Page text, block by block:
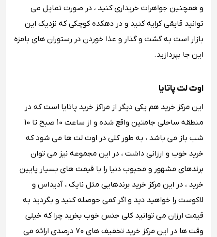
و همچنین جواهرات خریداری کنید ، در صورت تمایل می
توانید قایقی کرایه کنید و در دهکده کوچکی که نزدیک این
بازار است به گشت و گذار و عذا خوردن در رستوران های بامزه
این جا بپردازید.
اوت لت پاتایا
این مرکز خرید هم یکی دیگر از مراکز خرید پاتایا است که در
منطقه ساحلی جامتین واقع شده و از ساعت 10 صبح تا 10
شب باز می باشد ، به طور کلی در اوت لت ها می شود که
خرید خوب و ارزانی داشت ، در این مجموعه نیز می توان
برندهای مشهور و محبوب دنیا را با قیمت های بسیار پایین
خرید ، در این مرکز خرید برندهایی مثل نایک ، آدیداس و
لاکوست را خواهید دید و اگر کمی حوصله کنید و بگردید به
قیمت ارزان می توانید کلی جنس خوب بخرید چرا که خیلی
وقت ها در این مرکز خرید تخفیف های 70 درصدی ارائه می